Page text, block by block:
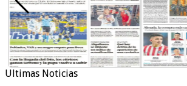
Ultimas Noticias